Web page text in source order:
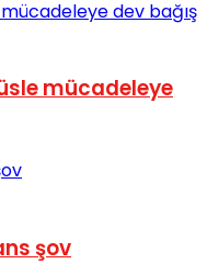
mücadeleye
şov